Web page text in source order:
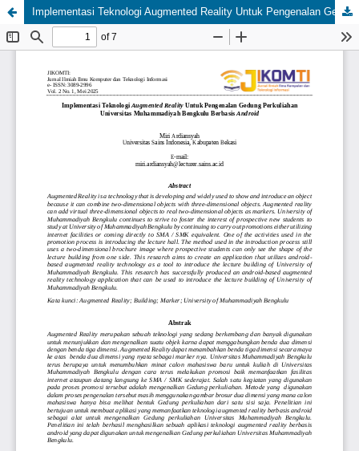
Implementasi Teknologi Augmented Reality Untuk Pengenalan Gedung Perkuliahan Universitas Muhammadiyah Bengkulu Berbasis Android